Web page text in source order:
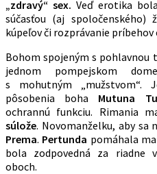
„zdravý“ sex. Veď erotika
súčasťou (aj spoločenského)
kúpeľov či rozprávanie príbehov
Bohom spojeným s pohlavnou
jednom pompejskom
s mohutným „mužstvom“.
pôsobenia boha Mutuna
ochrannú funkciu. Rimania
súlože. Novomanželku, aby sa
Prema. Pertunda pomáhala
bola zodpovedná za riadne
oboch.